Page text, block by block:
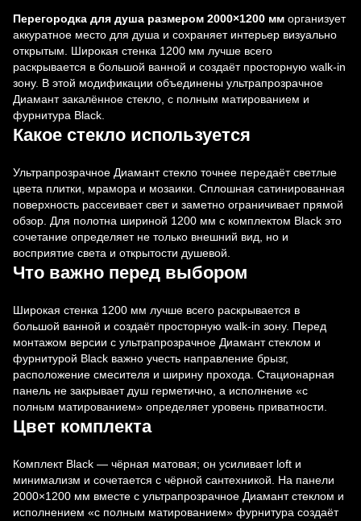
Перегородка для душа размером 2000×1200 мм организует
аккуратное место для душа и сохраняет интерьер визуально
открытым. Широкая стенка 1200 мм лучше всего
раскрывается в большой ванной и создаёт просторную walk-in
зону. В этой модификации объединены ультрапрозрачное
Диамант закалённое стекло, с полным матированием и
фурнитура Black.
Какое стекло используется
Ультрапрозрачное Диамант стекло точнее передаёт светлые
цвета плитки, мрамора и мозаики. Сплошная сатинированная
поверхность рассеивает свет и заметно ограничивает прямой
обзор. Для полотна шириной 1200 мм с комплектом Black это
сочетание определяет не только внешний вид, но и
восприятие света и открытости душевой.
Что важно перед выбором
Широкая стенка 1200 мм лучше всего раскрывается в
большой ванной и создаёт просторную walk-in зону. Перед
монтажом версии с ультрапрозрачное Диамант стеклом и
фурнитурой Black важно учесть направление брызг,
расположение смесителя и ширину прохода. Стационарная
панель не закрывает душ герметично, а исполнение «с
полным матированием» определяет уровень приватности.
Цвет комплекта
Комплект Black — чёрная матовая; он усиливает loft и
минимализм и сочетается с чёрной сантехникой. На панели
2000×1200 мм вместе с ультрапрозрачное Диамант стеклом и
исполнением «с полным матированием» фурнитура создаёт